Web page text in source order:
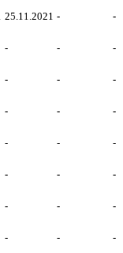
25.11.2021 - -
- - -
- - -
- - -
- - -
- - -
- - -
- - -